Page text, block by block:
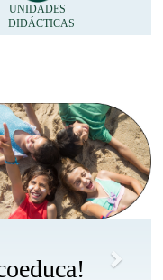
UNIDADES
DIDÁCTICAS